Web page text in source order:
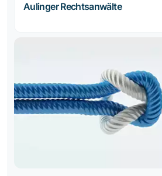
Aulinger Rechtsanwälte